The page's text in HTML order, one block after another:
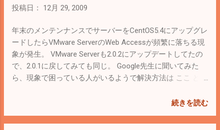
投稿日： 12月 29, 2009
年末のメンテンナンスでサーバーをCentOS5.4にアップグレ
ードしたらVMware ServerのWeb Accessが頻繁に落ちる現
象が発生。 VMware Serverも2.0.2にアップデートしてたの
で、2.0.1に戻してみても同じ。 Google先生に聞いてみた
ら、現象で困っている人がいるようで解決方法は ここ とか
うように設定。以下実行したコマンドをメモ。 # mkdir
http://vault.centos.org/5.3/os/x86_64/CentOS/glibc-2.5-
続きを読む